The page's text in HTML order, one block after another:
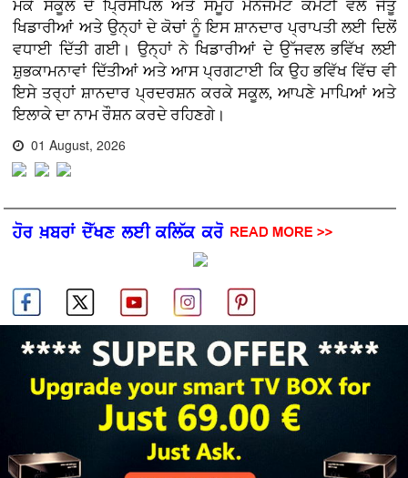
ਮੌਕੇ ਸਕੂਲ ਦੇ ਪ੍ਰਿੰਸੀਪਲ ਅਤੇ ਸਮੂਹ ਮੈਨੇਜਮੈਂਟ ਕਮੇਟੀ ਵੱਲੋਂ ਜੇਤੂ
ਖਿਡਾਰੀਆਂ ਅਤੇ ਉਨ੍ਹਾਂ ਦੇ ਕੋਚਾਂ ਨੂੰ ਇਸ ਸ਼ਾਨਦਾਰ ਪ੍ਰਾਪਤੀ ਲਈ ਦਿਲੋਂ
ਵਧਾਈ ਦਿੱਤੀ ਗਈ। ਉਨ੍ਹਾਂ ਨੇ ਖਿਡਾਰੀਆਂ ਦੇ ਉੱਜਵਲ ਭਵਿੱਖ ਲਈ
ਸ਼ੁਭਕਾਮਨਾਵਾਂ ਦਿੱਤੀਆਂ ਅਤੇ ਆਸ ਪ੍ਰਗਟਾਈ ਕਿ ਉਹ ਭਵਿੱਖ ਵਿੱਚ ਵੀ
ਇਸੇ ਤਰ੍ਹਾਂ ਸ਼ਾਨਦਾਰ ਪ੍ਰਦਰਸ਼ਨ ਕਰਕੇ ਸਕੂਲ, ਆਪਣੇ ਮਾਪਿਆਂ ਅਤੇ
ਇਲਾਕੇ ਦਾ ਨਾਮ ਰੌਸ਼ਨ ਕਰਦੇ ਰਹਿਣਗੇ।
01 August, 2026